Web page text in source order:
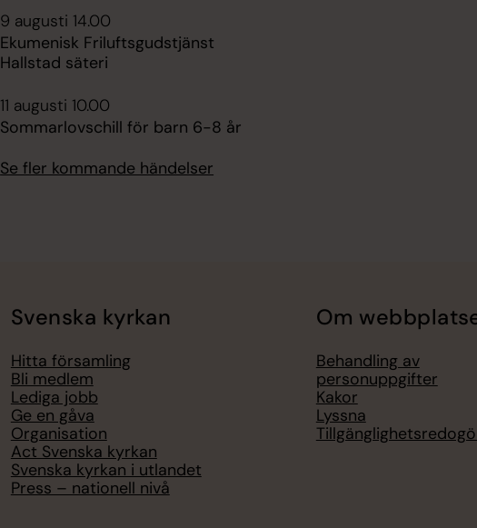
9 augusti 14.00
Ekumenisk Friluftsgudstjänst
Hallstad säteri
11 augusti 10.00
Sommarlovschill för barn 6-8 år
Se fler kommande händelser
Svenska kyrkan
Hitta församling
Bli medlem
Lediga jobb
Ge en gåva
Organisation
Act Svenska kyrkan
Svenska kyrkan i utlandet
Press – nationell nivå
Om
Behandling av
personuppgifter
Kakor
Lyssna